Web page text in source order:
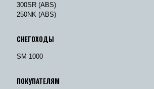
300SR (ABS)
250NK (ABS)
СНЕГОХОДЫ
SM 1000
ПОКУПАТЕЛЯМ